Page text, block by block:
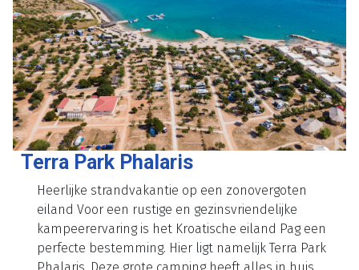
voorzieningen en veel mogelijkheden voor
ontspanning? Op Camping Hafnersee geniet je van
alles wat Karinthië te bieden heeft, terwijl je
omringd bent door de rust van de natuur en het
kabbelende water van de Hafnersee.